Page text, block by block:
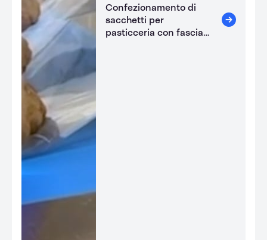
Confezionamento di
sacchetti per
pasticceria con fascia